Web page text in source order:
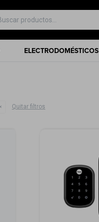
ELECTRODOMÉSTICOS
Quitar filtros